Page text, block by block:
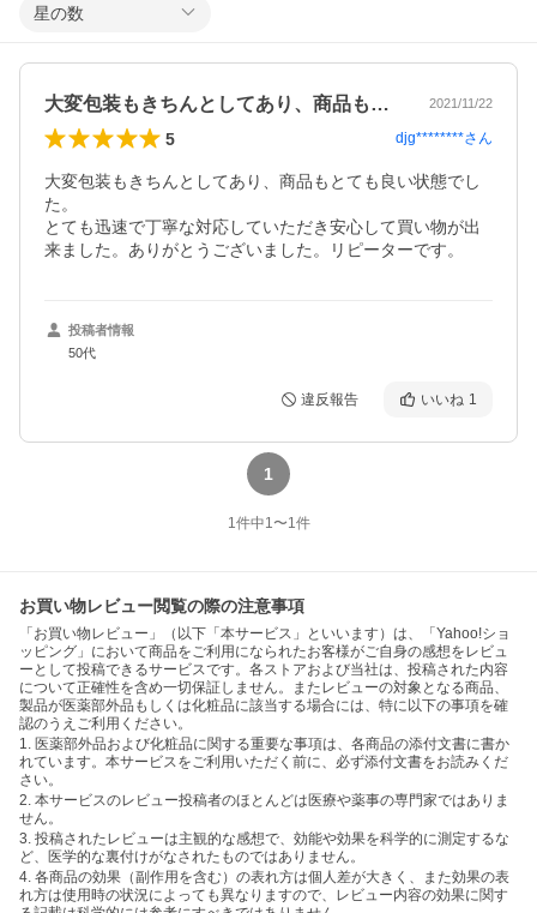
星の数
大変包装もきちんとしてあり、商品もとて… 2021/11/22
5 djg********さん
大変包装もきちんとしてあり、商品もとても良い状態でし
た。
とても迅速で丁寧な対応していただき安心して買い物が出
来ました。ありがとうございました。リピーターです。
投稿者情報
50代
違反報告 いいね 1
1
1件中1〜1件
お買い物レビュー閲覧の際の注意事項
「お買い物レビュー」（以下「本サービス」といいます）は、「Yahoo!ショ
ッピング」において商品をご利用になられたお客様がご自身の感想をレビュ
ーとして投稿できるサービスです。各ストアおよび当社は、投稿された内容
について正確性を含め一切保証しません。またレビューの対象となる商品、
製品が医薬部外品もしくは化粧品に該当する場合には、特に以下の事項を確
認のうえご利用ください。
1. 医薬部外品および化粧品に関する重要な事項は、各商品の添付文書に書か
れています。本サービスをご利用いただく前に、必ず添付文書をお読みくだ
さい。
2. 本サービスのレビュー投稿者のほとんどは医療や薬事の専門家ではありま
せん。
3. 投稿されたレビューは主観的な感想で、効能や効果を科学的に測定するな
ど、医学的な裏付けがなされたものではありません。
4. 各商品の効果（副作用を含む）の表れ方は個人差が大きく、また効果の表
れ方は使用時の状況によっても異なりますので、レビュー内容の効果に関す